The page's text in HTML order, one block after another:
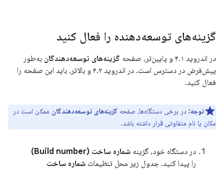
گزینه‌های توسعه‌دهنده را فعال کنید
در اندروید ۴.۱ و پایین‌تر، صفحه گزینه‌های توسعه‌دهندگان به‌طور
پیش‌فرض در دسترس است. در اندروید ۴.۲ و بالاتر، باید این صفحه را
فعال کنید.
توجه: در برخی دستگاه‌ها، صفحه گزینه‌های توسعه‌دهندگان ممکن است در
مکان یا نام متفاوتی قرار داشته باشد.
در دستگاه خود، گزینه شماره ساخت (Build number)
را پیدا کنید. جدول زیر محل تنظیمات شماره ساخت